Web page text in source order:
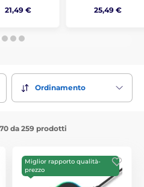
21,49 € 25,49 €
Ordinamento
da 259 prodotti
Miglior rapporto qualità-
prezzo